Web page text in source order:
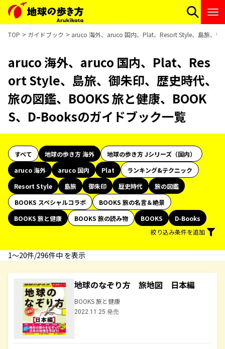
TOP ガイドブック aruco 海外、aruco 国内、Plat、Resort Style、島旅、
aruco 海外、aruco 国内、Plat、Res
ort Style、島旅、御朱印、歴史時代、
旅の図鑑、BOOKS 旅と健康、BOOK
S、D-Booksのガイドブック一覧
すべて 地球の歩き方 海外
地球の歩き方 Jシリーズ（国内）
aruco 海外
aruco 国内 Plat
ランキング&テクニック
Resort Style
島旅 御朱印 歴史時代
旅の図鑑
BOOKS スペシャルコラボ
BOOKS 旅の名言＆絶景
BOOKS 旅と健康
BOOKS 旅の読み物 BOOKS
D-Books
絞り込み条件を追加
1〜20件/296件中 を表示
地球のなぞり方 旅地図 日本編
BOOKS 旅と健康
2022.11.25 発売